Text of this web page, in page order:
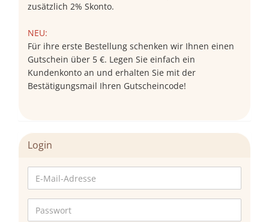
zusätzlich 2% Skonto.
NEU:
Für ihre erste Bestellung schenken wir Ihnen einen
Gutschein über 5 €. Legen Sie einfach ein
Kundenkonto an und erhalten Sie mit der
Bestätigungsmail Ihren Gutscheincode!
Login
E-
Mail-
Adresse
Passwort